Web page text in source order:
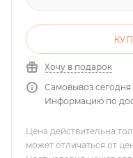
Хочу в подарок
Самовывоз сегодня
Информацию по
Цена действительна
может отличаться от